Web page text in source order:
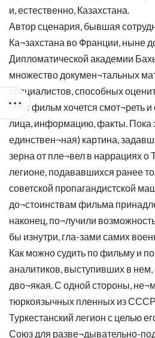
и, естественно, Казахстана.
Автор сценария, бывшая
Ка¬захстана во Франции, ныне
Дипломатической академии
множество докумен¬тальных
специалистов, способных
Этот фильм хочется смот¬реть
лица, информацию, факты. Пока
единствен¬ная) картина,
зерна от пле¬вел в наррациях о
легионе, подававшихся ранее
советской пропагандистской
до¬стоинствам фильма
наконец, по¬лучили
бы изнутри, гла-зами самих
Как можно судить по фильму и
аналитиков, выступивших в
дво¬якая. С одной стороны,
тюркоязычных пленных из СССР
Туркестанский легион с целью
Союз для разве¬дывательно-